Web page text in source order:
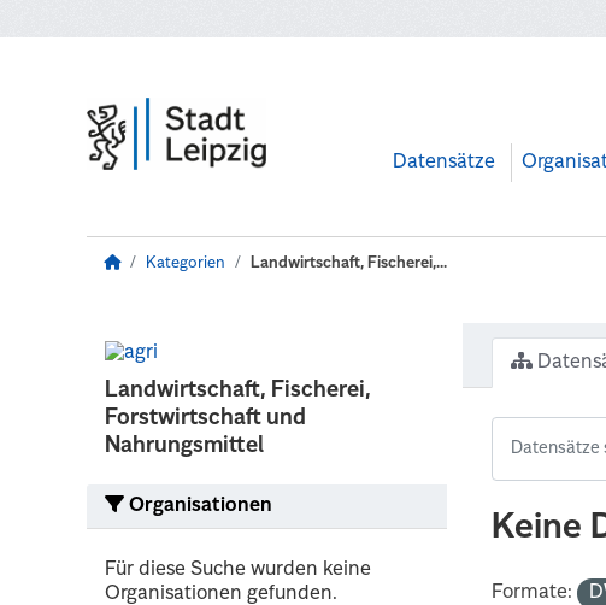
Datensätze
Kategorien Landwirtschaft, Fischerei,...
Landwirtschaft, Fischerei,
Forstwirtschaft und
Nahrungsmittel
Organisationen
Für diese Suche wurden keine
Organisationen gefunden.
Keine
Formate: